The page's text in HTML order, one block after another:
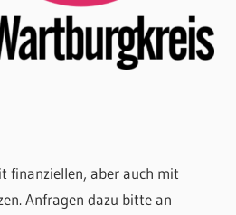
finanziellen, aber auch mit
Anfragen dazu bitte an